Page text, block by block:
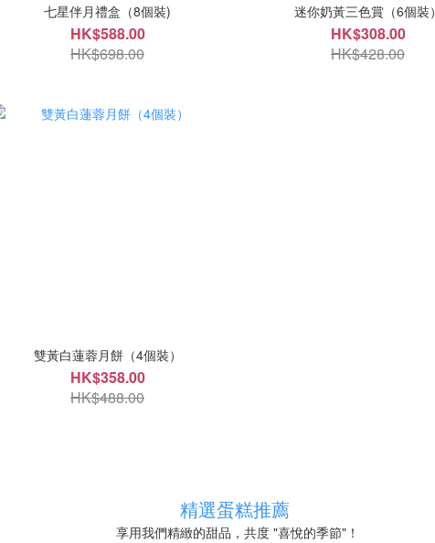
七星伴月禮盒（8個裝)
HK$588.00
HK$698.00
迷你奶黃三色賞（6個裝）
HK$308.00
HK$428.00
雙黃白蓮蓉月餅（4個裝）
HK$358.00
HK$488.00
精選蛋糕推薦
享用我們精緻的甜品，共度 "喜悅的季節"！